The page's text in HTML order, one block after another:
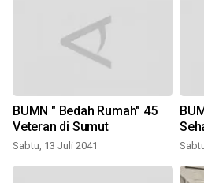
BUMN " Bedah Rumah" 45
Veteran di Sumut
Sabtu, 13 Juli 2041